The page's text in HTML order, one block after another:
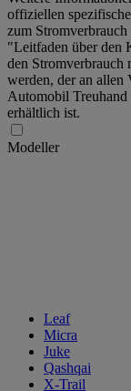
offiziellen
zum
"Leitfaden über den
den Stromverbrauch
werden, der an allen
Automobil
erhältlich ist.
Modeller
Leaf
Micra
Juke
Qashqai
X-Trail